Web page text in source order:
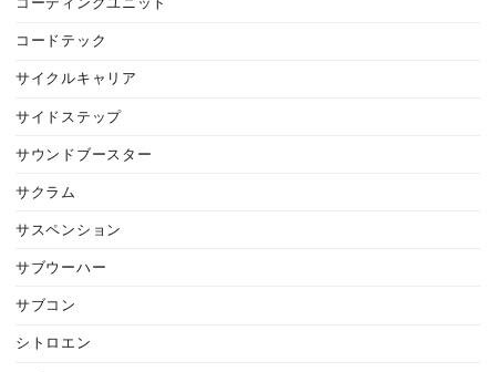
コーディングユニット
コードテック
サイクルキャリア
サイドステップ
サウンドブースター
サクラム
サスペンション
サブウーハー
サブコン
シトロエン